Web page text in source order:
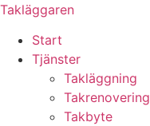
Skip
content
Takläggaren
Start
Tjänster
Takläggning
Takrenovering
Takbyte